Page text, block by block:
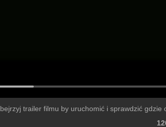
trailer filmu by uruchomić i sprawdzić